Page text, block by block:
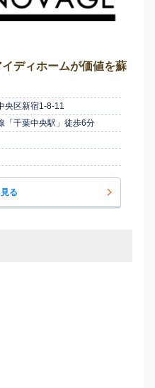
ディホームが価値を蘇
央区新宿1-8-11
「千葉中央駅」徒歩6分
る